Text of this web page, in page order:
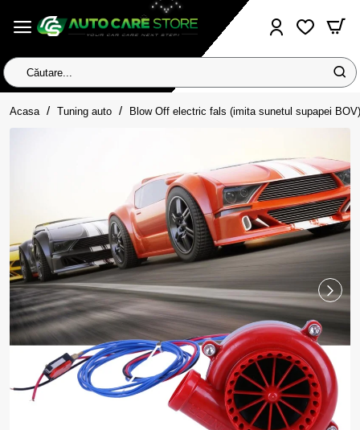
Căutare...
Acasa homeTuning auto Blow Off electric fals (imita sunetul supapei BOV)